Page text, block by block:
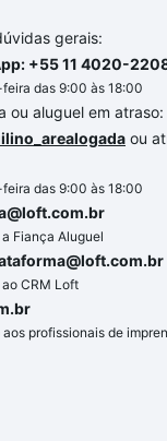
gerais:
+55 11 4020-
das 9:00 às 18:00
ou aluguel em atraso:
ou
das 9:00 às 18:00
Fiança Aluguel
CRM Loft
profissionais de